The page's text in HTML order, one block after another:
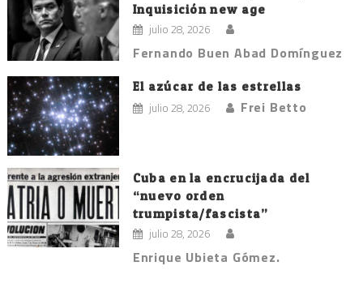
Inquisición new age
julio 28, 2026
Fernando Buen Abad Domínguez
El azúcar de las estrellas
julio 28, 2026 Frei Betto
Cuba en la encrucijada del
“nuevo orden
trumpista/fascista”
julio 28, 2026
Enrique Ubieta Gómez.